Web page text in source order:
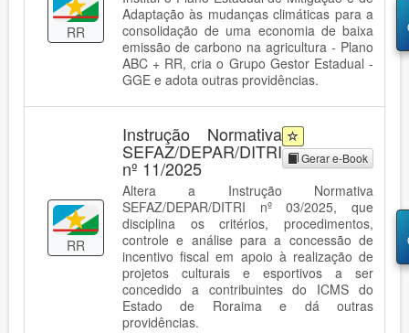
RR
Adaptação às mudanças climáticas para a
consolidação de uma economia de baixa
emissão de carbono na agricultura - Plano
ABC + RR, cria o Grupo Gestor Estadual -
GGE e adota outras providências.
RR
Instrução Normativa
SEFAZ/DEPAR/DITRI
nº 11/2025 Gerar e-Book
Altera a Instrução Normativa
SEFAZ/DEPAR/DITRI nº 03/2025, que
disciplina os critérios, procedimentos,
controle e análise para a concessão de
incentivo fiscal em apoio à realização de
projetos culturais e esportivos a ser
concedido a contribuintes do ICMS do
Estado de Roraima e dá outras
providências.